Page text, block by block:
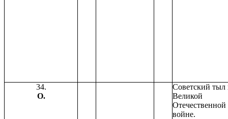
34.
О.
Советский тыл
Великой
Отечественной
войне.